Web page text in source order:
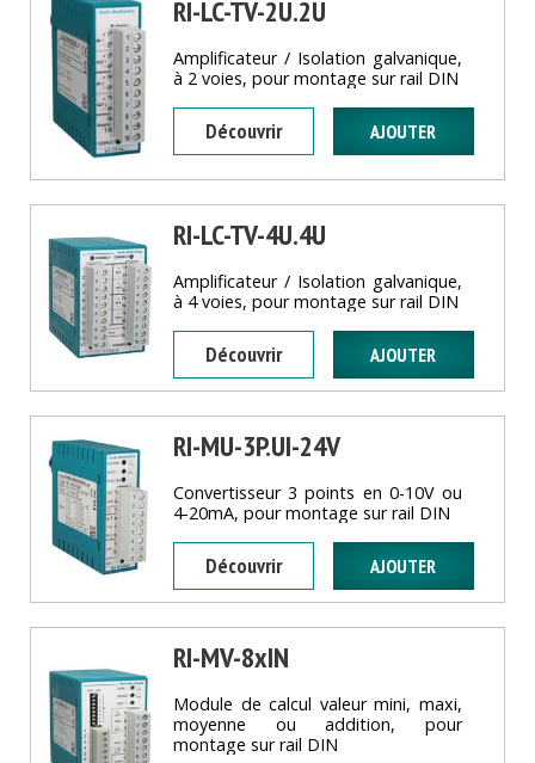
RI-LC-TV-2U.2U
Amplificateur / Isolation galvanique,
à 2 voies, pour montage sur rail DIN
Découvrir
RI-LC-TV-4U.4U
Amplificateur / Isolation galvanique,
à 4 voies, pour montage sur rail DIN
Découvrir
RI-MU-3P.UI-24V
Convertisseur 3 points en 0-10V ou
4-20mA, pour montage sur rail DIN
Découvrir
RI-MV-8xIN
Module de calcul valeur mini, maxi,
moyenne ou addition, pour
montage sur rail DIN